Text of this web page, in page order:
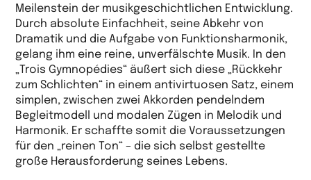
Meilenstein der musikgeschichtlichen Entwicklung.
Durch absolute Einfachheit, seine Abkehr von
Dramatik und die Aufgabe von Funktionsharmonik,
gelang ihm eine reine, unverfälschte Musik. In den
„Trois Gymnopédies“ äußert sich diese „Rückkehr
zum Schlichten“ in einem antivirtuosen Satz, einem
simplen, zwischen zwei Akkorden pendelndem
Begleitmodell und modalen Zügen in Melodik und
Harmonik. Er schaffte somit die Voraussetzungen
für den „reinen Ton“ – die sich selbst gestellte
große Herausforderung seines Lebens.